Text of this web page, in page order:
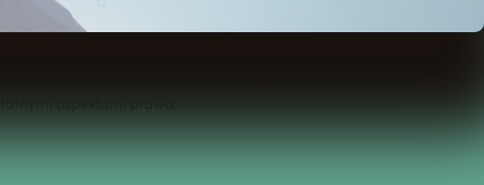
jak i dla profesjonalistów poszukujących rzetelnych analiz.
sytuacji prawnej w różnych dziedzinach życia.
decyzje świadomie, opierając się na aktualnej wiedzy
aspektami prawa.